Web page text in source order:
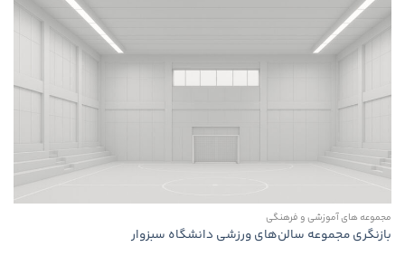
مجموعه های آموزشی و فرهنگی
بازنگری مجموعه سالن‌های ورزشی دانشگاه سبزوار